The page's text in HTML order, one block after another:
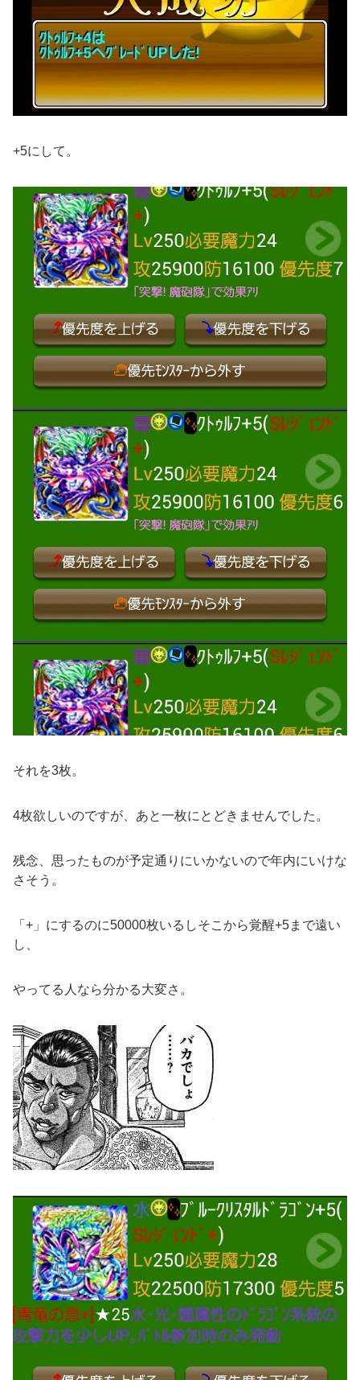
+5にして。
それを3枚。
4枚欲しいのですが、あと一枚にとどきませんでした。
残念、思ったものが予定通りにいかないので年内にいけな
さそう。
「+」にするのに50000枚いるしそこから覚醒+5まで遠い
し、
やってる人なら分かる大変さ。